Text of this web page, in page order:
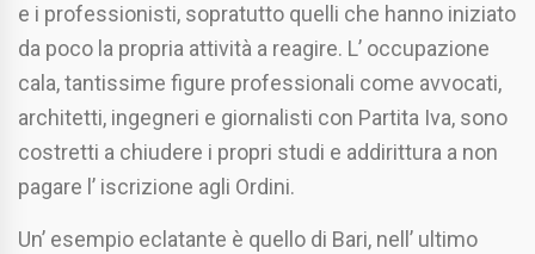
e i professionisti, sopratutto quelli che hanno iniziato
da poco la propria attività a reagire. L’ occupazione
cala, tantissime figure professionali come avvocati,
architetti, ingegneri e giornalisti con Partita Iva, sono
costretti a chiudere i propri studi e addirittura a non
pagare l’ iscrizione agli Ordini.
Un’ esempio eclatante è quello di Bari, nell’ ultimo